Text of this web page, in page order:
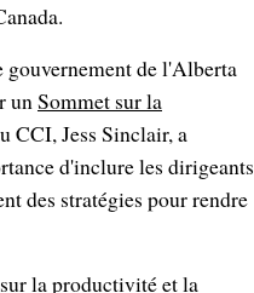
gouvernement de l'Alberta
unSommet sur la
CCI, Jess Sinclair, a
d'inclure les dirigeants
des stratégies pour rendre
la productivité et la